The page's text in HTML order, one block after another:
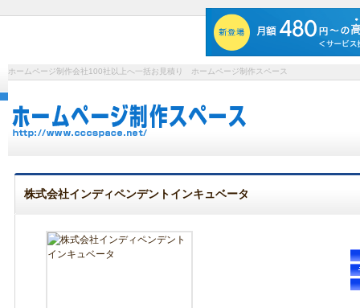
ホームページ制作会社100社以上へ一括お見積り ホームページ制作スペース
株式会社インディペンデントインキュベータ